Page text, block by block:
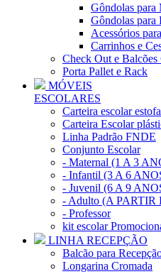
Gôndolas para
Gôndolas para
Acessórios
Carrinhos e
Check Out e Balcões
Porta Pallet e Rack
MÓVEIS
ESCOLARES
Carteira escolar
Carteira Escolar
Linha Padrão FNDE
Conjunto Escolar
- Maternal (1 A 3
- Infantil (3 A 6
- Juvenil (6 A 9
- Adulto (A PARTIR
- Professor
kit escolar
LINHA RECEPÇÃO
Balcão para
Longarina Cromada